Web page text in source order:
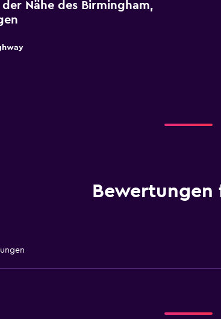
Nähe des Birmingham,
Bewertungen